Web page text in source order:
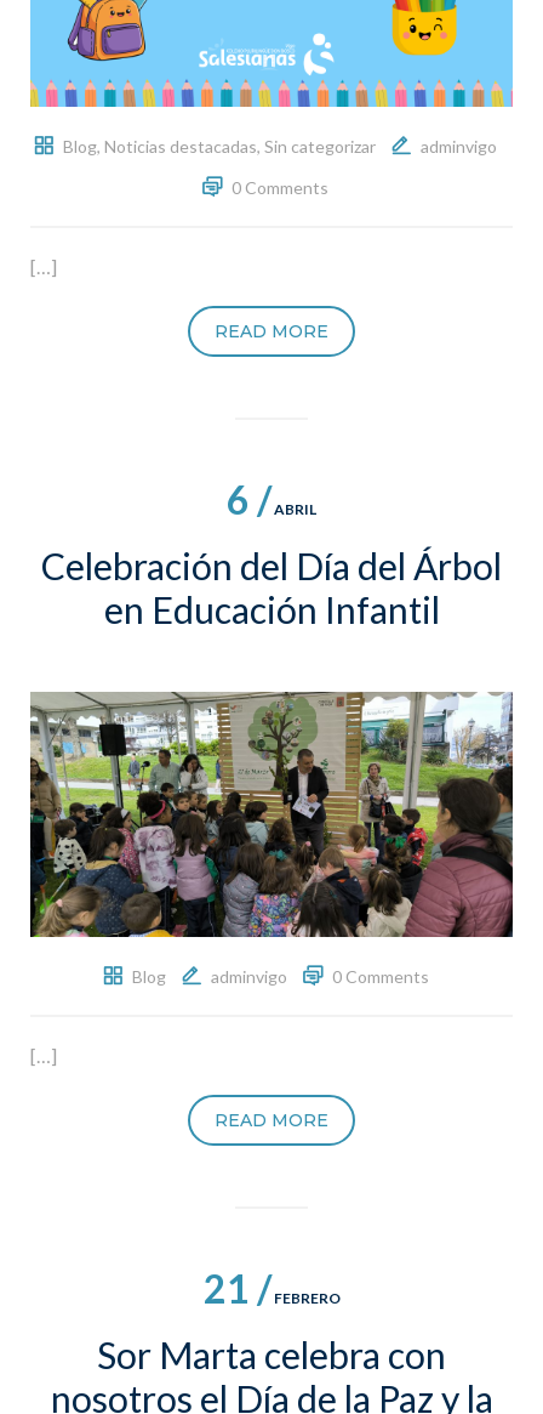
Blog, Noticias destacadas, Sin categorizar
adminvigo
0 Comments
[…]
READ MORE
6 /ABRIL
Celebración del Día del Árbol
en Educación Infantil
Blog adminvigo 0 Comments
[…]
READ MORE
21 / FEBRERO
Sor Marta celebra con
nosotros el Día de la Paz y la